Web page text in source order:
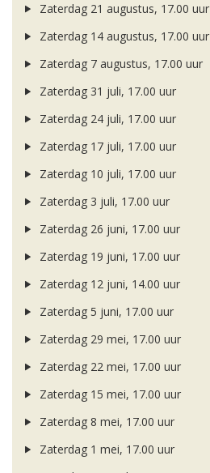
Zaterdag 21 augustus, 17.00 uur
Zaterdag 14 augustus, 17.00 uur
Zaterdag 7 augustus, 17.00 uur
Zaterdag 31 juli, 17.00 uur
Zaterdag 24 juli, 17.00 uur
Zaterdag 17 juli, 17.00 uur
Zaterdag 10 juli, 17.00 uur
Zaterdag 3 juli, 17.00 uur
Zaterdag 26 juni, 17.00 uur
Zaterdag 19 juni, 17.00 uur
Zaterdag 12 juni, 14.00 uur
Zaterdag 5 juni, 17.00 uur
Zaterdag 29 mei, 17.00 uur
Zaterdag 22 mei, 17.00 uur
Zaterdag 15 mei, 17.00 uur
Zaterdag 8 mei, 17.00 uur
Zaterdag 1 mei, 17.00 uur